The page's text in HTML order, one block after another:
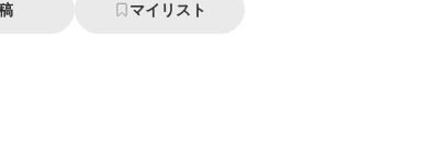
マイリスト